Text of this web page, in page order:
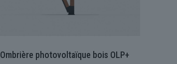
Ombrière photovoltaïque bois OLP+